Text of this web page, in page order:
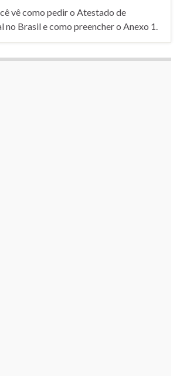
vê como pedir o Atestado de
no Brasil e como preencher o Anexo 1.